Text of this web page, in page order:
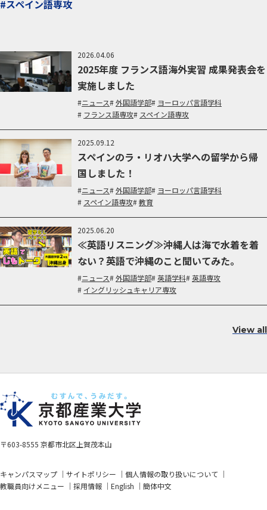
#スペイン語専攻
2026.04.06
2025年度 フランス語海外実習 成果発表会を
実施しました
ニュース 外国語学部
ヨーロッパ言語学科
フランス語専攻
スペイン語専攻
2025.09.12
スペインのラ・リオハ大学への留学から帰
国しました！
ニュース 外国語学部
ヨーロッパ言語学科
スペイン語専攻 教育
2025.06.20
≪英語リスニング≫沖縄人は海で水着を着
ない？英語で沖縄のこと聞いてみた。
ニュース 外国語学部 英語学科 英語専攻
イングリッシュキャリア専攻
View all
〒603-8555 京都市北区上賀茂本山
キャンパスマップ サイトポリシー
個人情報の取り扱いについて
教職員向けメニュー
採用情報 English 簡体中文